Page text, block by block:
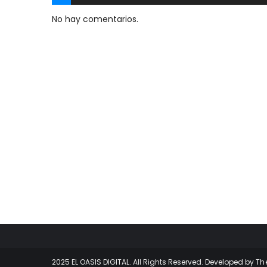
No hay comentarios.
2025 EL OASIS DIGITAL. All Rights Reserved. Developed by